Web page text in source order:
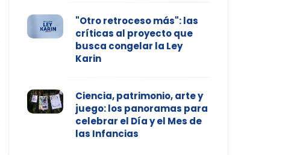
"Otro retroceso más": las
críticas al proyecto que
busca congelar la Ley
Karin
Ciencia, patrimonio, arte y
juego: los panoramas para
celebrar el Día y el Mes de
las Infancias